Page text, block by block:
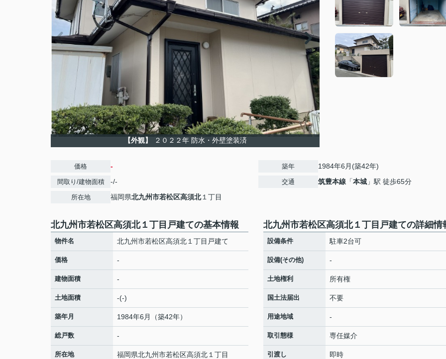
【外観】 ２０２２年 防水・外壁塗装済
価格 -
間取り/建物面積 -/-
所在地 福岡県北九州市若松区高須北１丁目
築年 1984年6月(築42年)
交通 筑豊本線 「本城 」駅 徒歩65分
北九州市若松区高須北１丁目戸建ての基本情報
物件名 北九州市若松区高須北１丁目戸建て
価格 -
建物面積 -
土地面積 -(-)
築年月 1984年6月（築42年）
総戸数 -
所在地 福岡県北九州市若松区高須北 １丁目
北九州市若松区高須北１丁目戸建ての詳細情
設備条件 駐車2台可
設備(その他) -
土地権利 所有権
国土法届出 不要
用途地域 -
取引態様 専任媒介
引渡し 即時